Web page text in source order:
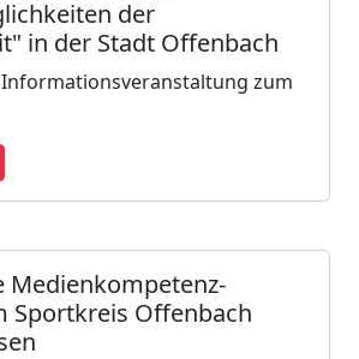
der
in der Stadt Offenbach
zum
Medienkompetenz-
Sportkreis Offenbach